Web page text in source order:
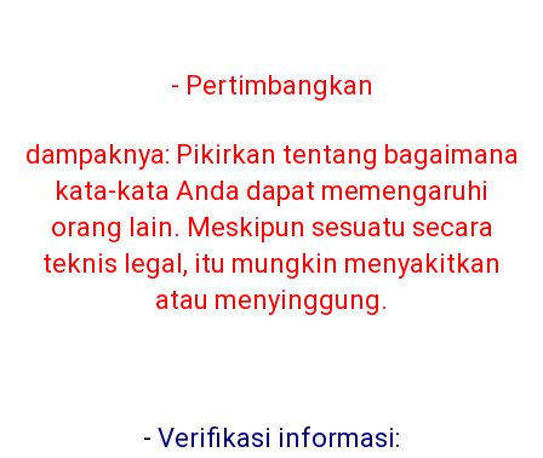
- Pertimbangkan
dampaknya: Pikirkan tentang bagaimana
kata-kata Anda dapat memengaruhi
orang lain. Meskipun sesuatu secara
teknis legal, itu mungkin menyakitkan
atau menyinggung.
- Verifikasi informasi: